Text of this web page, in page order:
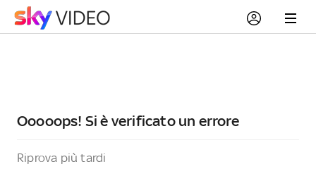
Ooooops! Si è verificato un errore
Riprova più tardi